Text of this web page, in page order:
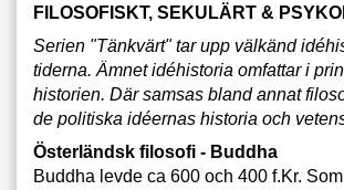
FILOSOFISKT, SEKULÄRT &
Serien "Tänkvärt" tar upp välkänd
tiderna. Ämnet idéhistoria omfattar i
historien. Där samsas bland annat
de politiska idéernas historia och
Österländsk filosofi - Buddha
Buddha levde ca 600 och 400 f.Kr.